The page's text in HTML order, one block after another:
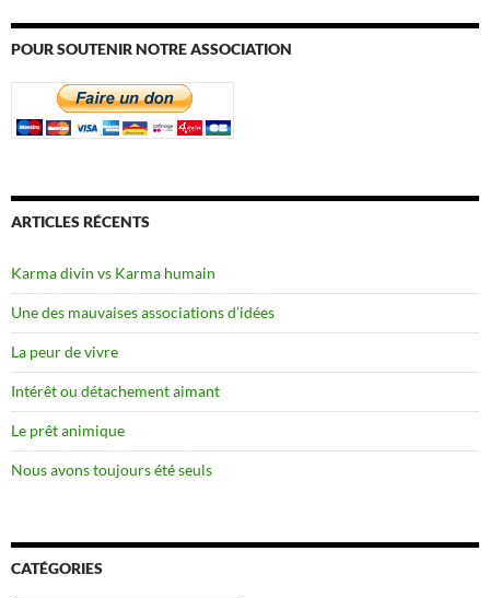
POUR SOUTENIR NOTRE ASSOCIATION
ARTICLES RÉCENTS
Karma divin vs Karma humain
Une des mauvaises associations d’idées
La peur de vivre
Intérêt ou détachement aimant
Le prêt animique
Nous avons toujours été seuls
CATÉGORIES